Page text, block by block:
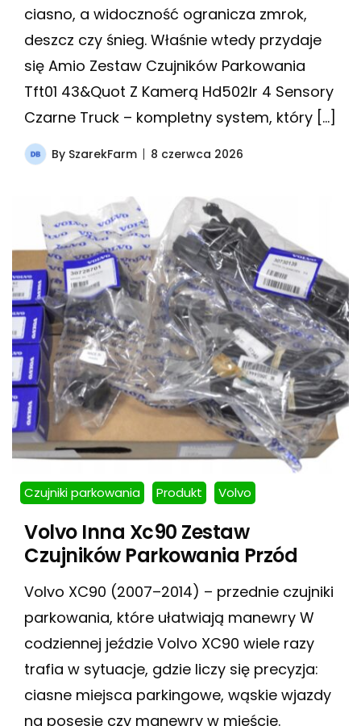
ciasno, a widoczność ogranicza zmrok,
deszcz czy śnieg. Właśnie wtedy przydaje
się Amio Zestaw Czujników Parkowania
Tft01 43&Quot Z Kamerą Hd502Ir 4 Sensory
Czarne Truck – kompletny system, który […]
By SzarekFarm 8 czerwca 2026
Czujniki parkowania Produkt Volvo
Volvo Inna Xc90 Zestaw
Czujników Parkowania Przód
Volvo XC90 (2007–2014) – przednie czujniki
parkowania, które ułatwiają manewry W
codziennej jeździe Volvo XC90 wiele razy
trafia w sytuacje, gdzie liczy się precyzja:
ciasne miejsca parkingowe, wąskie wjazdy
na posesję czy manewry w mieście.